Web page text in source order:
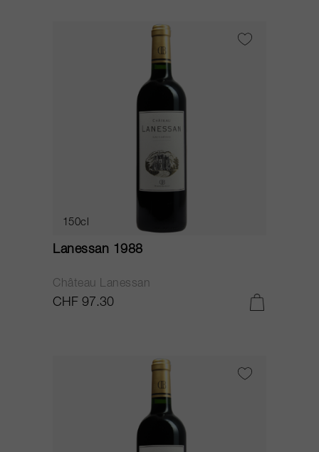
150cl
Lanessan 1988
Château Lanessan
CHF 97.30